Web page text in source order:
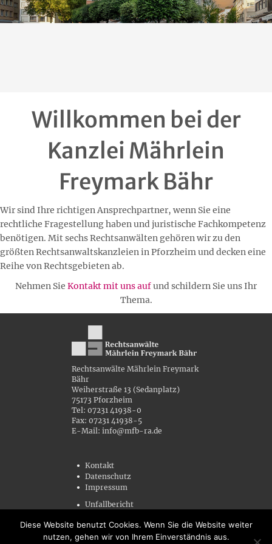
Willkommen bei der
Kanzlei Mährlein
Freymark Bähr
Wir sind Ihre richtigen Ansprechpartner, wenn Sie eine
rechtliche Fragestellung haben und juristische Fachkompetenz
benötigen. Mit sechs Rechtsanwälten gehören wir zu den
größten Rechtsanwaltskanzleien in Pforzheim und decken eine
Reihe von Rechtsgebieten ab.
Nehmen Sie Kontakt mit uns aufund schildern Sie uns Ihr
Thema.
Rechtsanwälte Mährlein Freymark
Bähr
Weiherstraße 13 (Sedanplatz)
75173 Pforzheim
Tel: 07231 41938-0
Fax: 07231 41938-5
E-Mail: info@mfb-ra.de
Kontakt
Datenschutz
Impressum
Unfallbericht
Copyright © by Rechtsanwälte Mährlein
Diese Website benutzt Cookies. Wenn Sie die Website weiter
nutzen, gehen wir von Ihrem Einverständnis aus.